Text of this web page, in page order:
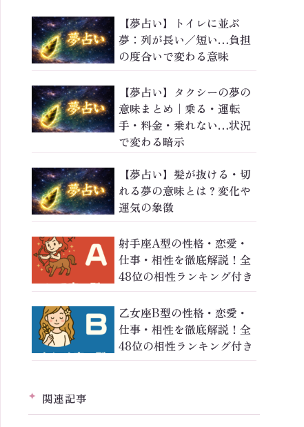
【夢占い】トイレに並ぶ
夢：列が長い／短い…負担
の度合いで変わる意味
【夢占い】タクシーの夢の
意味まとめ｜乗る・運転
手・料金・乗れない…状況
で変わる暗示
【夢占い】髪が抜ける・切
れる夢の意味とは？変化や
運気の象徴
射手座A型の性格・恋愛・
仕事・相性を徹底解説！全
48位の相性ランキング付き
乙女座B型の性格・恋愛・
仕事・相性を徹底解説！全
48位の相性ランキング付き
関連記事